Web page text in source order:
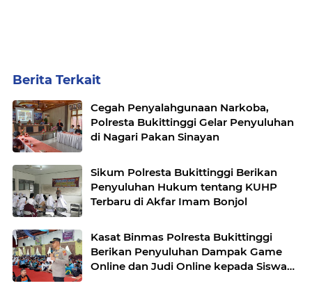
Berita Terkait
Cegah Penyalahgunaan Narkoba,
Polresta Bukittinggi Gelar Penyuluhan
di Nagari Pakan Sinayan
Sikum Polresta Bukittinggi Berikan
Penyuluhan Hukum tentang KUHP
Terbaru di Akfar Imam Bonjol
Kasat Binmas Polresta Bukittinggi
Berikan Penyuluhan Dampak Game
Online dan Judi Online kepada Siswa